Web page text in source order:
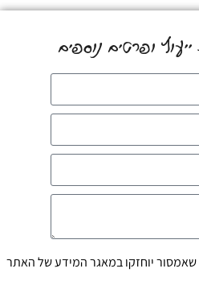
ופרטים נוספים
יוחזקו במאגר המידע של האתר